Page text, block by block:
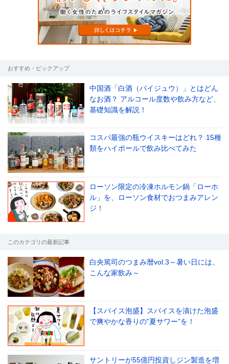
おすすめ・ピックアップ
中国酒「白酒（バイジュウ）」とはどん
なお酒？ アルコール度数や飲み方など、
基礎知識を解説！
コスパ最強の瓶ウイスキーはどれ？ 15種
類をハイボールで飲み比べてみた
ローソン限定の冷凍ホルモン鍋「ローホ
ル」を、ローソン食材でおつまみアレン
ジ！
このカテゴリの最新記事
白央篤司のつまみ暦vol.3～暑い日には、
こんな家飲み～
【スパイス泡盛】スパイスを漬けた泡盛
で爽やかな香りの‟夏サワー”を！
サントリーが55億円投資しジン製造を増